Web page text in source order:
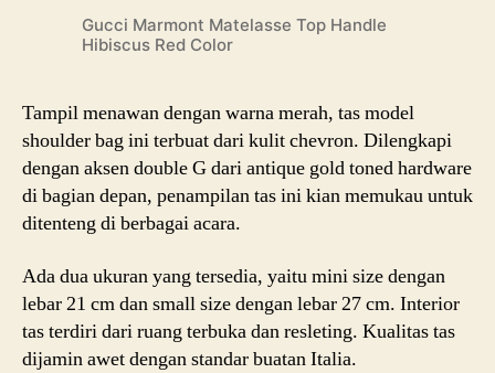
Gucci Marmont Matelasse Top Handle
Hibiscus Red Color
Tampil menawan dengan warna merah, tas model
shoulder bag ini terbuat dari kulit chevron. Dilengkapi
dengan aksen double G dari antique gold toned hardware
di bagian depan, penampilan tas ini kian memukau untuk
ditenteng di berbagai acara.
Ada dua ukuran yang tersedia, yaitu mini size dengan
lebar 21 cm dan small size dengan lebar 27 cm. Interior
tas terdiri dari ruang terbuka dan resleting. Kualitas tas
dijamin awet dengan standar buatan Italia.